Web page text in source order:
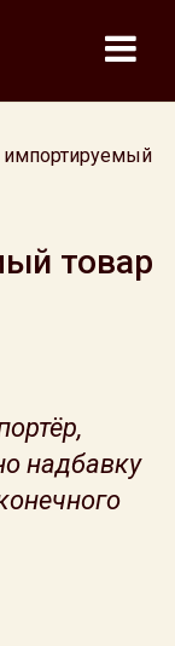
импортируемый
товар
надбавку